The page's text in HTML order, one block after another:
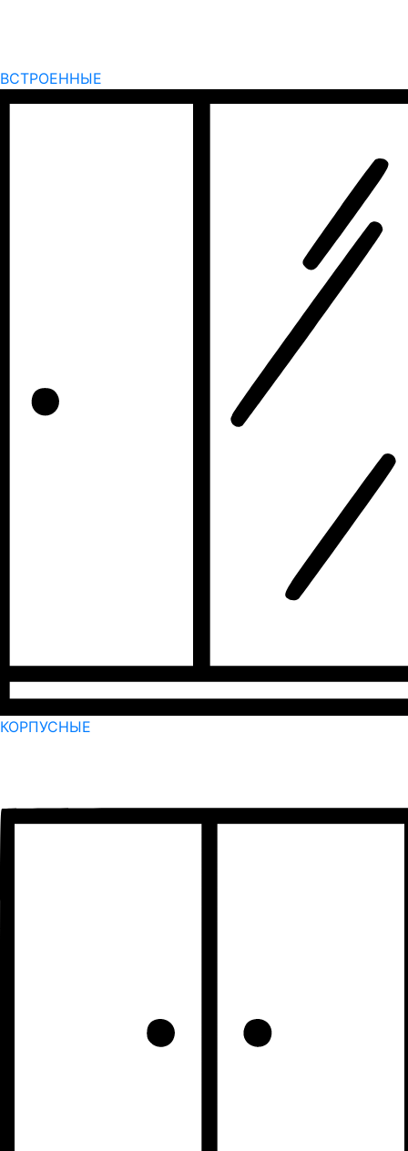
ВСТРОЕННЫЕ
КОРПУСНЫЕ